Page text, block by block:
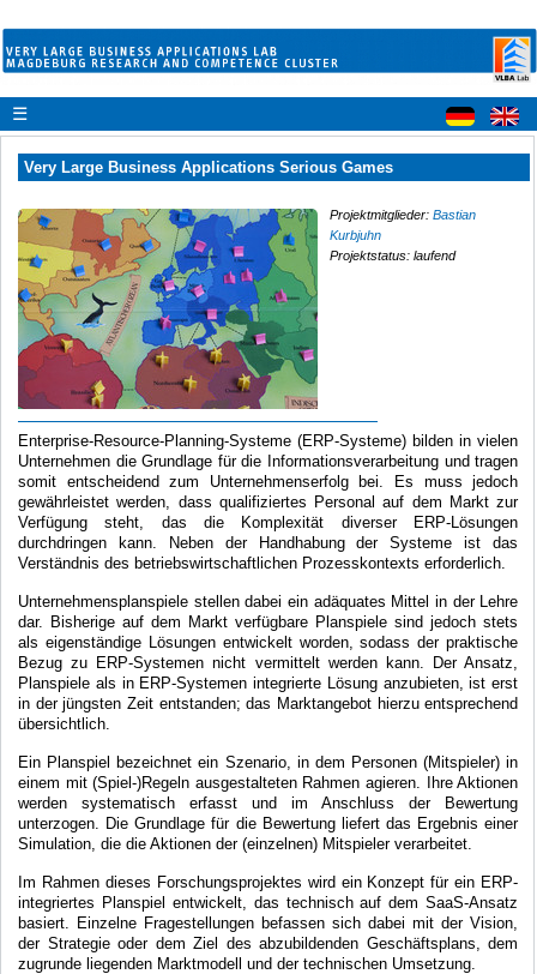
☰
Very Large Business Applications Serious Games
Projektmitglieder: Bastian
Kurbjuhn
Projektstatus: laufend
Enterprise-Resource-Planning-Systeme (ERP-Systeme) bilden in vielen
Unternehmen die Grundlage für die Informationsverarbeitung und tragen
somit entscheidend zum Unternehmenserfolg bei. Es muss jedoch
gewährleistet werden, dass qualifiziertes Personal auf dem Markt zur
Verfügung steht, das die Komplexität diverser ERP-Lösungen
durchdringen kann. Neben der Handhabung der Systeme ist das
Verständnis des betriebswirtschaftlichen Prozesskontexts erforderlich.
Unternehmensplanspiele stellen dabei ein adäquates Mittel in der Lehre
dar. Bisherige auf dem Markt verfügbare Planspiele sind jedoch stets
als eigenständige Lösungen entwickelt worden, sodass der praktische
Bezug zu ERP-Systemen nicht vermittelt werden kann. Der Ansatz,
Planspiele als in ERP-Systemen integrierte Lösung anzubieten, ist erst
in der jüngsten Zeit entstanden; das Marktangebot hierzu entsprechend
übersichtlich.
Ein Planspiel bezeichnet ein Szenario, in dem Personen (Mitspieler) in
einem mit (Spiel-)Regeln ausgestalteten Rahmen agieren. Ihre Aktionen
werden systematisch erfasst und im Anschluss der Bewertung
unterzogen. Die Grundlage für die Bewertung liefert das Ergebnis einer
Simulation, die die Aktionen der (einzelnen) Mitspieler verarbeitet.
Im Rahmen dieses Forschungsprojektes wird ein Konzept für ein ERP-
integriertes Planspiel entwickelt, das technisch auf dem SaaS-Ansatz
basiert. Einzelne Fragestellungen befassen sich dabei mit der Vision,
der Strategie oder dem Ziel des abzubildenden Geschäftsplans, dem
zugrunde liegenden Marktmodell und der technischen Umsetzung.